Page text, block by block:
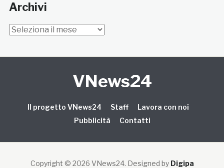
Archivi
Archivi
VNews24
Il progetto VNews24 Staff
Lavora con noi
Pubblicità
Contatti
Copyright © 2026 VNews24. Designed by Digipa